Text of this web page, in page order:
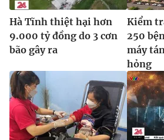
Ðiện thoại Thời báo VTV:024.66 897
Email:toasoan@vtv.vn
Liên hệ quảng cáo:024-7300.7108
Hà Tĩnh thiệt hại hơn
9.000 tỷ đồng do 3 cơn
bão gây ra
Kiểm
250
máy
hỏng